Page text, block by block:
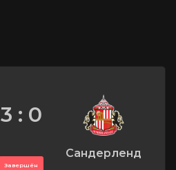
3 : 0
Завершён
Сандерленд